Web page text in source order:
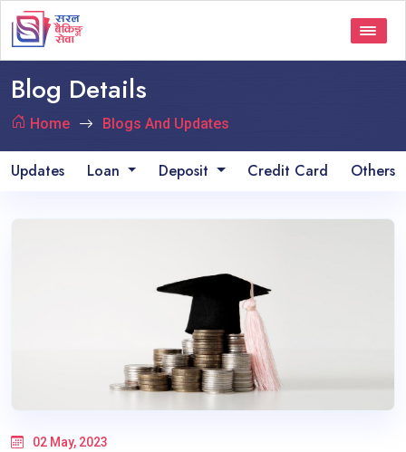
Blog Details
Home Blogs And Updates
Updates Loan Deposit Credit Card Others
02 May, 2023